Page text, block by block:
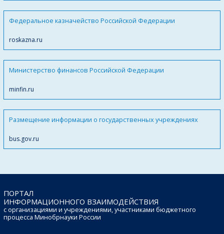
Федеральное казначейство Российской Федерации
roskazna.ru
Министерство финансов Российской Федерации
minfin.ru
Размещение информации о государственных учреждениях
bus.gov.ru
ПОРТАЛ
ИНФОРМАЦИОННОГО ВЗАИМОДЕЙСТВИЯ
с организациями и учреждениями, участниками бюджетного
процесса Минобрнауки России